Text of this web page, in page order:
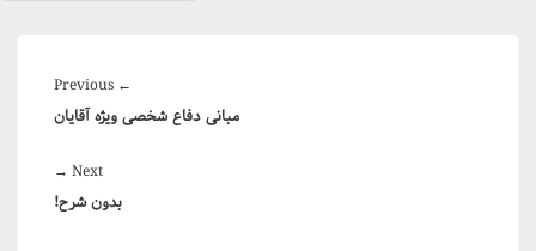
←
post:مبانی دفاع شخصی ویژه آقایان
Next
→
بدون شرح!